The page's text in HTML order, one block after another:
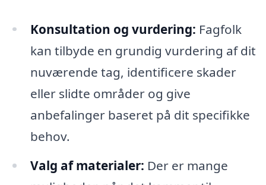
Konsultation og vurdering: Fagfolk
kan tilbyde en grundig vurdering af dit
nuværende tag, identificere skader
eller slidte områder og give
anbefalinger baseret på dit specifikke
behov.
Valg af materialer: Der er mange